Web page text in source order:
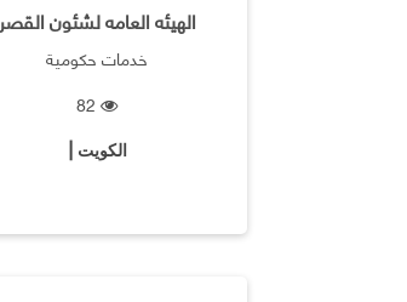
الهيئه العامه لشئون القصر
خدمات حكومية
82
الكويت |